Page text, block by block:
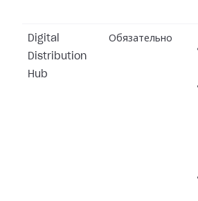
Digital
Distribution
Hub
Обязательно